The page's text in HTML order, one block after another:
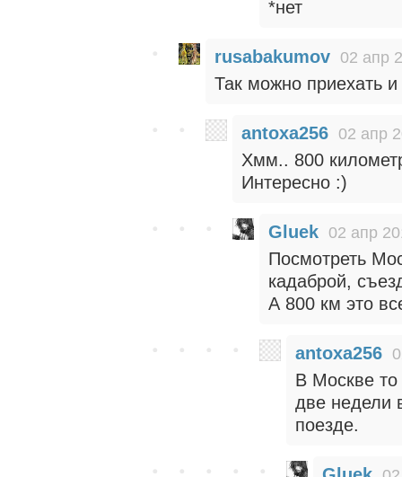
*нет
rusabakumov 02 апр
Так можно приехать
antoxa256 02 апр
Хмм.. 800
Интересно :)
Gluek 02 апр
Посмотреть
кадаброй,
А 800 км это
antoxa256
В Москве
две недели
поезде.